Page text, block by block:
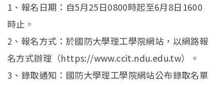
1、報名日期：自5月25日0800時起至6月8日1600
時止。
2、報名方式：於國防大學理工學院網站，以網路報
名方式辦理（https://www.ccit.ndu.edu.tw）。
3、錄取通知：國防大學理工學院網站公布錄取名單